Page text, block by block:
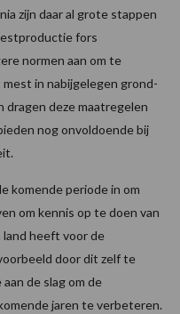
zijn daar al grote stappen
fors
normen aan om te
in nabijgelegen grond-
deze maatregelen
nog onvoldoende bij
komende periode in om
om kennis op te doen van
land heeft voor de
door dit zelf te
de slag om de
jaren te verbeteren.